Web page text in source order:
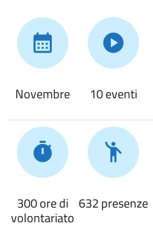
Novembre 10 eventi
300 ore di
volontariato
632 presenze